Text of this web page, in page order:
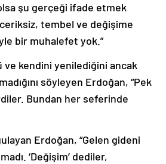
şu gerçeği ifade etmek
tembel ve değişime
bir muhalefet yok.”
ve kendini yenilediğini ancak
söyleyen Erdoğan, “Pek
Bundan her seferinde
Erdoğan, “Gelen gideni
‘Değişim’ dediler,